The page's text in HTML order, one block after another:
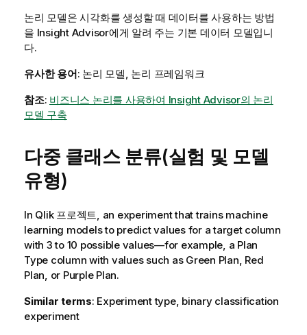
논리 모델은 시각화를 생성할 때 데이터를 사용하는 방법
을 Insight Advisor에게 알려 주는 기본 데이터 모델입니
다.
유사한 용어: 논리 모델, 논리 프레임워크
참조: 비즈니스 논리를 사용하여 Insight Advisor의 논리
모델 구축
다중 클래스 분류(실험 및 모델
유형)
In Qlik 프로젝트, an experiment that trains machine
learning models to predict values for a target column
with 3 to 10 possible values—for example, a Plan
Type column with values such as Green Plan, Red
Plan, or Purple Plan.
Similar terms: Experiment type, binary classification
experiment